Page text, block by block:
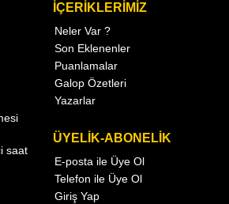
saat
İÇERİKLERİMİZ
Neler Var ?
Son Eklenenler
Puanlamalar
Galop Özetleri
Yazarlar
ÜYELİK-ABONELİK
E-posta ile Üye Ol
Telefon ile Üye Ol
Giriş Yap